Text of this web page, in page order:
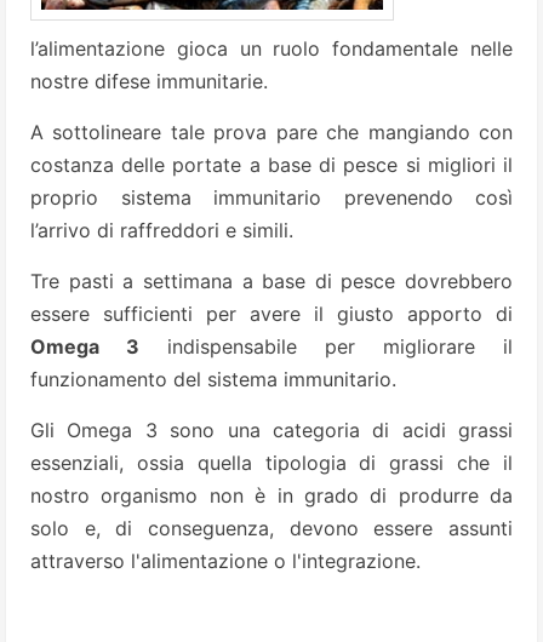
l’alimentazione gioca un ruolo fondamentale nelle
nostre difese immunitarie.
A sottolineare tale prova pare che mangiando con
costanza delle portate a base di pesce si migliori il
proprio sistema immunitario prevenendo così
l’arrivo di raffreddori e simili.
Tre pasti a settimana a base di pesce dovrebbero
essere sufficienti per avere il giusto apporto di
Omega 3 indispensabile per migliorare il
funzionamento del sistema immunitario.
Gli Omega 3 sono una categoria di acidi grassi
essenziali, ossia quella tipologia di grassi che il
nostro organismo non è in grado di produrre da
solo e, di conseguenza, devono essere assunti
attraverso l'alimentazione o l'integrazione.